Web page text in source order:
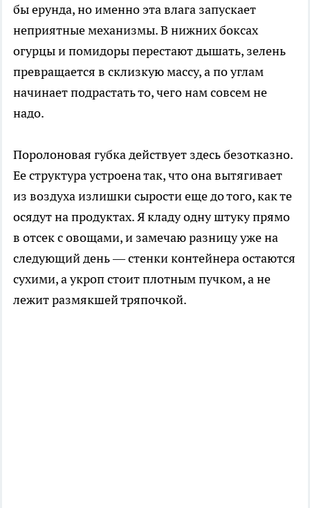
бы ерунда, но именно эта влага запускает
неприятные механизмы. В нижних боксах
огурцы и помидоры перестают дышать, зелень
превращается в склизкую массу, а по углам
начинает подрастать то, чего нам совсем не
надо.
Поролоновая губка действует здесь безотказно.
Ее структура устроена так, что она вытягивает
из воздуха излишки сырости еще до того, как те
осядут на продуктах. Я кладу одну штуку прямо
в отсек с овощами, и замечаю разницу уже на
следующий день — стенки контейнера остаются
сухими, а укроп стоит плотным пучком, а не
лежит размякшей тряпочкой.